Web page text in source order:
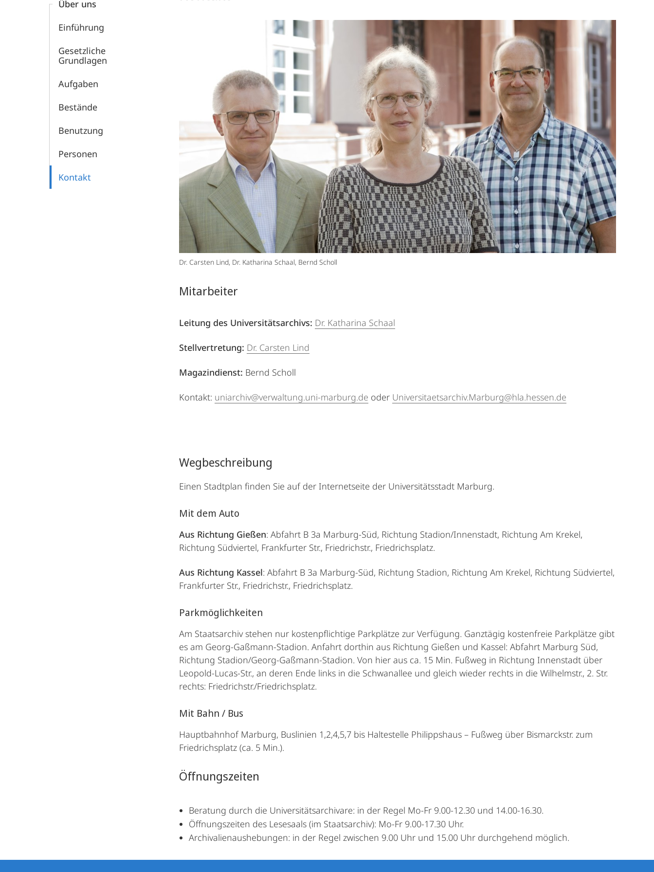
Über uns
Einführung
Gesetzliche
Grundlagen
Aufgaben
Bestände
Benutzung
Personen
Kontakt
Dr. Carsten Lind, Dr. Katharina Schaal, Bernd Scholl
Mitarbeiter
Leitung des Universitätsarchivs: Dr. Katharina Schaal
Stellvertretung: Dr. Carsten Lind
Magazindienst: Bernd Scholl
Kontakt: uniarchiv@verwaltung.uni-marburg.de oder Universitaetsarchiv.Marburg@hla.hessen.de
Wegbeschreibung
Einen Stadtplan finden Sie auf der Internetseite der Universitätsstadt Marburg.
Mit dem Auto
Aus Richtung Gießen: Abfahrt B 3a Marburg-Süd, Richtung Stadion/Innenstadt, Richtung Am Krekel,
Richtung Südviertel, Frankfurter Str., Friedrichstr., Friedrichsplatz.
Aus Richtung Kassel: Abfahrt B 3a Marburg-Süd, Richtung Stadion, Richtung Am Krekel, Richtung Südviertel,
Frankfurter Str., Friedrichstr., Friedrichsplatz.
Parkmöglichkeiten
Am Staatsarchiv stehen nur kostenpflichtige Parkplätze zur Verfügung. Ganztägig kostenfreie Parkplätze gibt
es am Georg-Gaßmann-Stadion. Anfahrt dorthin aus Richtung Gießen und Kassel: Abfahrt Marburg Süd,
Richtung Stadion/Georg-Gaßmann-Stadion. Von hier aus ca. 15 Min. Fußweg in Richtung Innenstadt über
Leopold-Lucas-Str., an deren Ende links in die Schwanallee und gleich wieder rechts in die Wilhelmstr., 2. Str.
rechts: Friedrichstr./Friedrichsplatz.
Mit Bahn / Bus
Hauptbahnhof Marburg, Buslinien 1,2,4,5,7 bis Haltestelle Philippshaus – Fußweg über Bismarckstr. zum
Friedrichsplatz (ca. 5 Min.).
Öffnungszeiten
Beratung durch die Universitätsarchivare: in der Regel Mo-Fr 9.00-12.30 und 14.00-16.30.
Öffnungszeiten des Lesesaals (im Staatsarchiv): Mo-Fr 9.00-17.30 Uhr.
Archivalienaushebungen: in der Regel zwischen 9.00 Uhr und 15.00 Uhr durchgehend möglich.